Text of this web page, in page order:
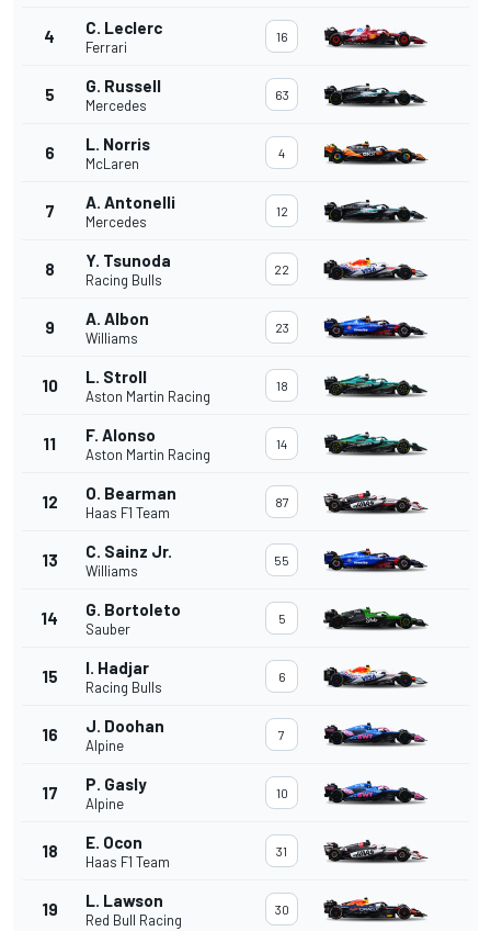
4 C. Leclerc
Ferrari
16
5 G. Russell
Mercedes
63
6 L. Norris
McLaren
4
7 A. Antonelli
Mercedes
12
8 Y. Tsunoda
Racing Bulls
22
9 A. Albon
Williams
23
10 L. Stroll
Aston Martin Racing
18
11 F. Alonso
Aston Martin Racing
14
12 O. Bearman
Haas F1 Team
87
13 C. Sainz Jr.
Williams
55
14 G. Bortoleto
Sauber
5
15 I. Hadjar
Racing Bulls
6
16 J. Doohan
Alpine
7
17 P. Gasly
Alpine
10
18 E. Ocon
Haas F1 Team
31
19 L. Lawson
Red Bull Racing
30